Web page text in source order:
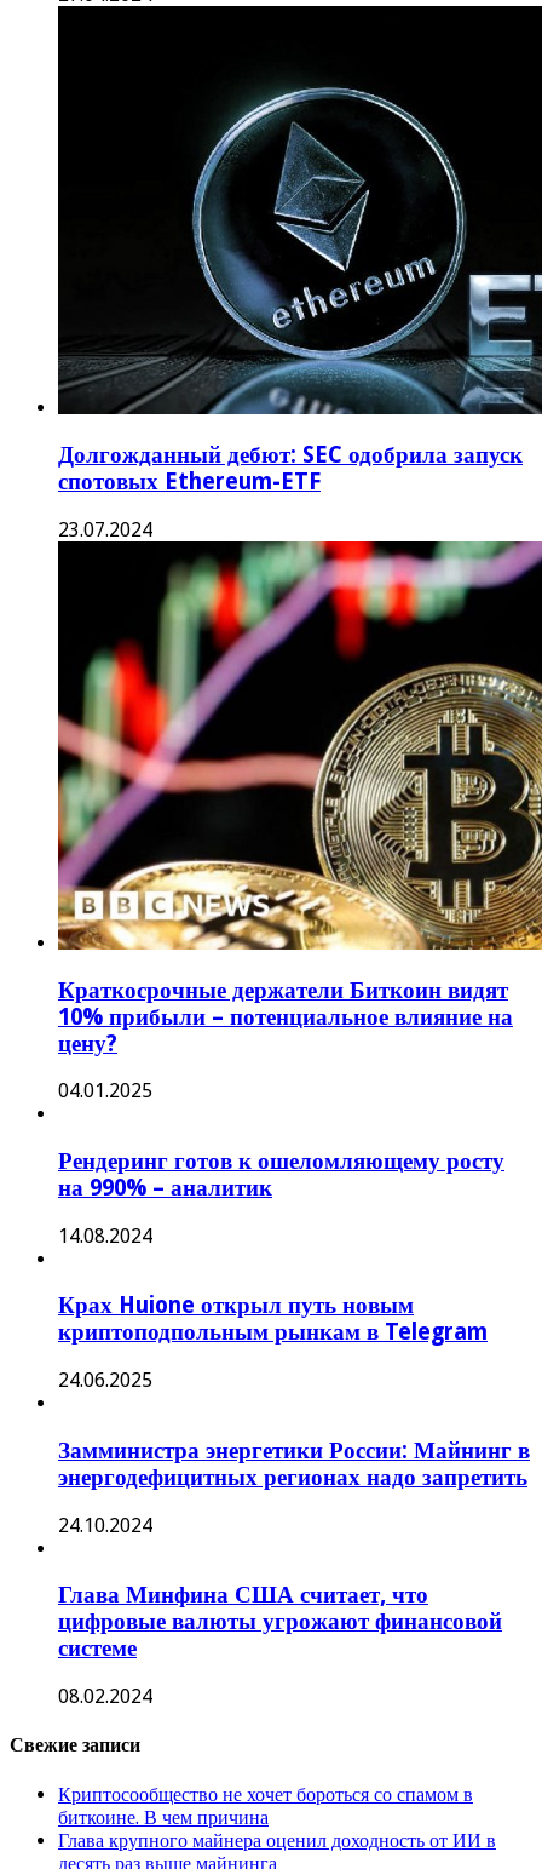
Долгожданный дебют: SEC одобрила запуск
спотовых Ethereum-ETF
23.07.2024
Краткосрочные держатели Биткоин видят
10% прибыли – потенциальное влияние на
цену?
04.01.2025
Рендеринг готов к ошеломляющему росту
на 990% – аналитик
14.08.2024
Крах Huione открыл путь новым
криптоподпольным рынкам в Telegram
24.06.2025
Замминистра энергетики России: Майнинг в
энергодефицитных регионах надо запретить
24.10.2024
Глава Минфина США считает, что
цифровые валюты угрожают финансовой
системе
08.02.2024
Свежие записи
Криптосообщество не хочет бороться со спамом в
биткоине. В чем причина
Глава крупного майнера оценил доходность от ИИ в
десять раз выше майнинга